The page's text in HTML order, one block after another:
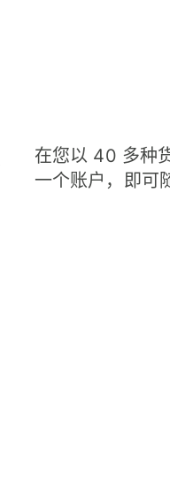
在您以 40 多种
一个账户，即可